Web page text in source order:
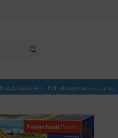
Puzzle sada 4v1 - Poľnohospodárske stroje